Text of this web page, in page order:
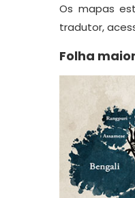
Os mapas
tradutor,
Folha